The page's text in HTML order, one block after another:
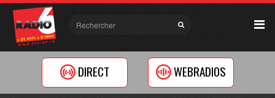
DIRECT WEBRADIOS